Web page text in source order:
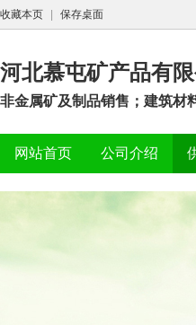
收藏本页 保存桌面
河北慕屯矿产品有限
非金属矿及制品销售；建筑材
网站首页 公司介绍